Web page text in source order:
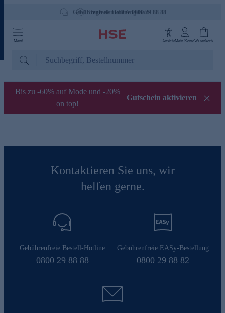
Gebührenfreie Hotline 0800 29 88 88
Tagesaktuelle Angebote
Menü AnsichtMein KontoWarenkorb
Bis zu -60% auf Mode und -20%
on top!
Gutschein aktivieren
Kontaktieren Sie uns, wir
helfen gerne.
Gebührenfreie Bestell-Hotline
0800 29 88 88
Gebührenfreie EASy-Bestellung
0800 29 88 82